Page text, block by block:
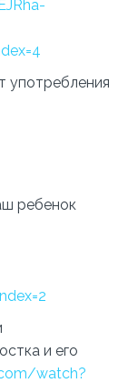
употребления
ребенок
и его
watch?